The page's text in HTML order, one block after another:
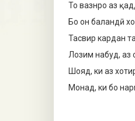
То вазнро аз
Бо он баландӣ
Тасвир кардан
Лозим набуд, аз
Шояд, ки аз
Монад, ки бо